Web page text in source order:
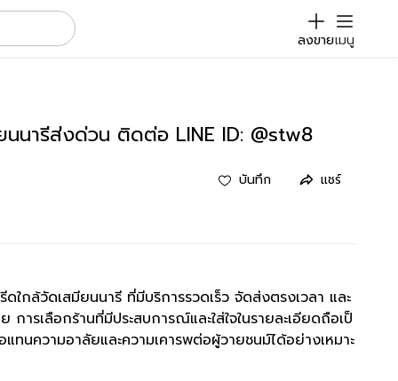
ลงขายเมนู
นนารีส่งด่วน ติดต่อ LINE ID: @stw8
บันทึก แชร์
กล้วัดเสมียนนารี ที่มีบริการรวดเร็ว จัดส่งตรงเวลา และ
ารเลือกร้านที่มีประสบการณ์และใส่ใจในรายละเอียดถือเป็
ทนความอาลัยและความเคารพต่อผู้วายชนม์ได้อย่างเหมาะ